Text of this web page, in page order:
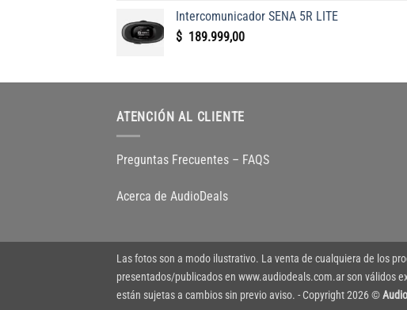
Intercomunicador SENA 5R LITE
$ 189.999,00
ATENCIÓN AL CLIENTE
Preguntas Frecuentes – FAQS
Acerca de AudioDeals
Las fotos son a modo ilustrativo. La venta de cualquiera de los
presentados/publicados en www.audiodeals.com.ar son válidos
están sujetas a cambios sin previo aviso. - Copyright 2026 ©